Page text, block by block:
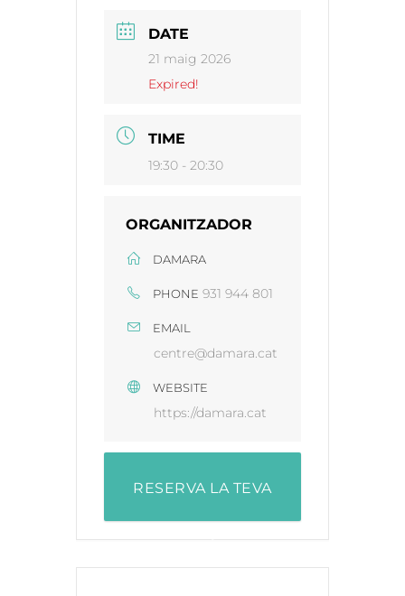
DATE
21 maig 2026
Expired!
TIME
19:30 - 20:30
ORGANITZADOR
DAMARA
PHONE 931 944 801
EMAIL
centre@damara.cat
WEBSITE
https://damara.cat
RESERVA LA TEVA